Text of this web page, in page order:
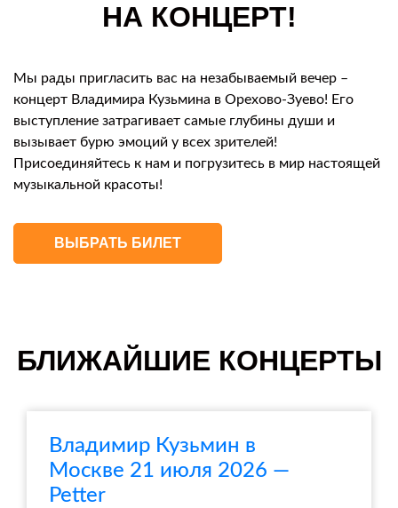
НА КОНЦЕРТ!
Мы рады пригласить вас на незабываемый вечер –
концерт Владимира Кузьмина в Орехово-Зуево! Его
выступление затрагивает самые глубины души и
вызывает бурю эмоций у всех зрителей!
Присоединяйтесь к нам и погрузитесь в мир настоящей
музыкальной красоты!
ВЫБРАТЬ БИЛЕТ
БЛИЖАЙШИЕ КОНЦЕРТЫ
Владимир Кузьмин в
Москве 21 июля 2026 —
Petter